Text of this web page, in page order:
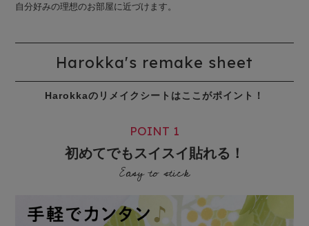
自分好みの理想のお部屋に近づけます。
Harokka's remake sheet
Harokkaのリメイクシートはここがポイント！
POINT 1
初めてでもスイスイ貼れる！
Easy to stick